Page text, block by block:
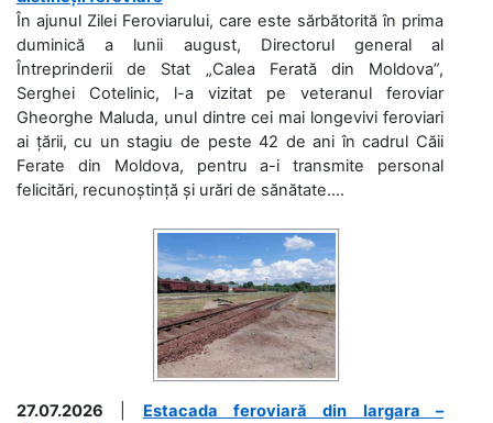
În ajunul Zilei Feroviarului, care este sărbătorită în prima
duminică a lunii august, Directorul general al
Întreprinderii de Stat „Calea Ferată din Moldova”,
Serghei Cotelinic, l-a vizitat pe veteranul feroviar
Gheorghe Maluda, unul dintre cei mai longevivi feroviari
ai țării, cu un stagiu de peste 42 de ani în cadrul Căii
Ferate din Moldova, pentru a-i transmite personal
felicitări, recunoștință și urări de sănătate....
27.07.2026
Estacada feroviară din Iargara –